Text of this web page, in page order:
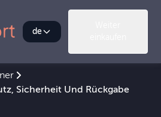
de
Sicherheit Und Rückgabe